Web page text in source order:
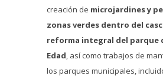
creación de microjardines y
zonas verdes dentro del
reforma integral del parque
Edad, así como trabajos de
los parques municipales,